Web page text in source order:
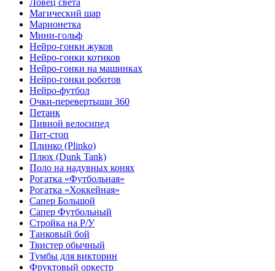
Магический шар
Марионетка
Мини-гольф
Нейро-гонки жуков
Нейро-гонки котиков
Нейро-гонки на машинках
Нейро-гонки роботов
Нейро-футбол
Очки-перевертыши 360
Петанк
Пивной велосипед
Пит-стоп
Плинко (Plinko)
Плюх (Dunk Tank)
Поло на надувных конях
Рогатка «Футбольная»
Рогатка «Хоккейная»
Сапер Большой
Сапер Футбольный
Стройка на Р/У
Танковый бой
Твистер обычный
Тумбы для викторин
Фруктовый оркестр